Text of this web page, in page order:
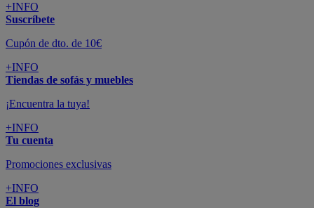
+INFO
Suscríbete
Cupón de dto. de 10€
+INFO
Tiendas de sofás y muebles
¡Encuentra la tuya!
+INFO
Tu cuenta
Promociones exclusivas
+INFO
El blog